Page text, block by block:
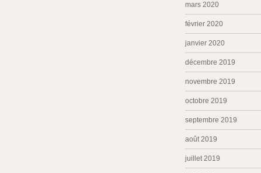
mars 2020
février 2020
janvier 2020
décembre 2019
novembre 2019
octobre 2019
septembre 2019
août 2019
juillet 2019